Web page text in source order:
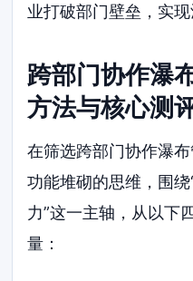
业打破部门壁垒，实现
跨部门协作瀑
方法与核心测
在筛选跨部门协作瀑
功能堆砌的思维，围
力”这一主轴，从以下
量：